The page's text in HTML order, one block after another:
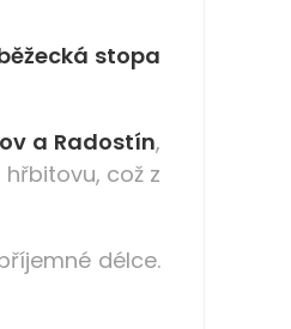
stopa
a Radostín,
což z
délce.